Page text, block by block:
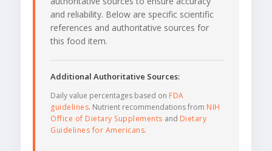
and reliability. Below are specific scientific
references and authoritative sources for
this food item.
Additional Authoritative Sources:
Daily value percentages based on FDA
guidelines. Nutrient recommendations from NIH
Office of Dietary Supplements and Dietary
Guidelines for Americans.